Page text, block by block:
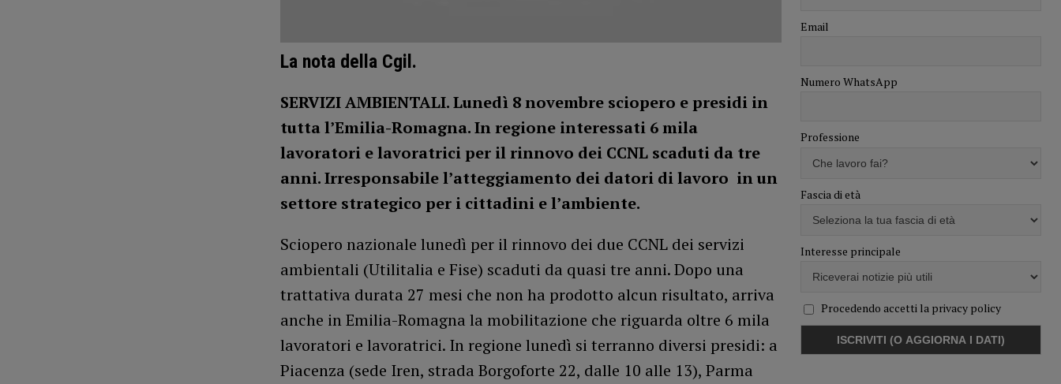
La nota della Cgil.
SERVIZI AMBIENTALI. Lunedì 8 novembre sciopero e presidi in
tutta l’Emilia-Romagna. In regione interessati 6 mila
lavoratori e lavoratrici per il rinnovo dei CCNL scaduti da tre
anni. Irresponsabile l’atteggiamento dei datori di lavoro in un
settore strategico per i cittadini e l’ambiente.
Sciopero nazionale lunedì per il rinnovo dei due CCNL dei servizi
ambientali (Utilitalia e Fise) scaduti da quasi tre anni. Dopo una
trattativa durata 27 mesi che non ha prodotto alcun risultato, arriva
anche in Emilia-Romagna la mobilitazione che riguarda oltre 6 mila
lavoratori e lavoratrici. In regione lunedì si terranno diversi presidi: a
Piacenza (sede Iren, strada Borgoforte 22, dalle 10 alle 13), Parma
Email
Numero WhatsApp
Professione
Fascia di età
Interesse principale
Procedendo accetti la privacy policy